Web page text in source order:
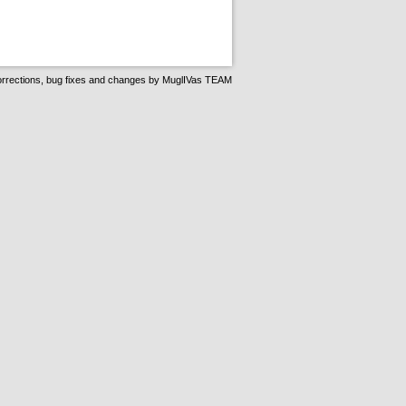
bug fixes and changes by MuglIVas TEAM